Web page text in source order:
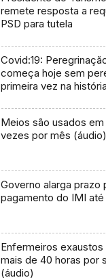
remete resposta a
PSD para tutela
Covid:19:
começa hoje sem
primeira vez na história
Meios são usados em
vezes por mês (áudio)
Governo alarga prazo
pagamento do IMI até
Enfermeiros exaustos
mais de 40 horas por
(áudio)